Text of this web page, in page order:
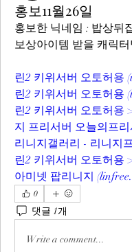
홍보11월26일
홍보한 닉네임 : 밥상뒤
보상아이템 받을 캐릭
린2 키위서버 오토허용 (
린2 키위서버 오토허용 (
린2 키위서버 오토허용
지 프리서버 오늘의프리
리니지갤러리 - 리니지
린2 키위서버 오토허용
아미넷 팝리니지 (
0
댓글 1개
Write a comment...